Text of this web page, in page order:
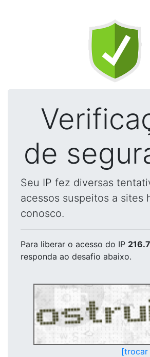
de
Seu IP fez diversas
acessos suspeitos a sites
conosco.
Para liberar o acesso do IP
responda ao desafio abaixo.
[trocar